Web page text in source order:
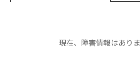
現在、障害情報はありま